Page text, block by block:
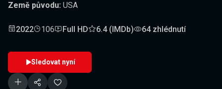
Země původu: USA
2022 106 Full HD 6.4 (IMDb) 64 zhlédnutí
Sledovat nyní